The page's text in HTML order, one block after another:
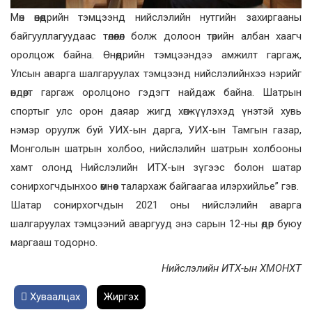
Мөн өнөөдрийн тэмцээнд нийслэлийн нутгийн захиргааны
байгууллагуудаас төлөөлөл болж долоон төрийн албан хаагч
оролцож байна. Өнөөдрийн тэмцээндээ амжилт гаргаж,
Улсын аварга шалгаруулах тэмцээнд нийслэлийнхээ нэрийг
өндөрт гаргаж оролцоно гэдэгт найдаж байна. Шатрын
спортыг улс орон даяар жигд хөгжүүлэхэд үнэтэй хувь
нэмэр оруулж буй УИХ-ын дарга, УИХ-ын Тамгын газар,
Монголын шатрын холбоо, нийслэлийн шатрын холбооны
хамт олонд Нийслэлийн ИТХ-ын зүгээс болон шатар
сонирхогчдынхоо өмнөөс талархаж байгаагаа илэрхийлье” гэв.
Шатар сонирхогчдын 2021 оны нийслэлийн аварга
шалгаруулах тэмцээний аваргууд энэ сарын 12-ны өдөр буюу
маргааш тодорно.
Нийслэлийн ИТХ-ын ХМОНХТ
Хуваалцах Жиргэх